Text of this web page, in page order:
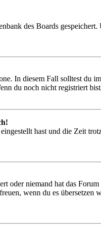
des Boards
In diesem Fall solltest du
du noch nicht registriert
hast und die Zeit
niemand hat das
wenn du es